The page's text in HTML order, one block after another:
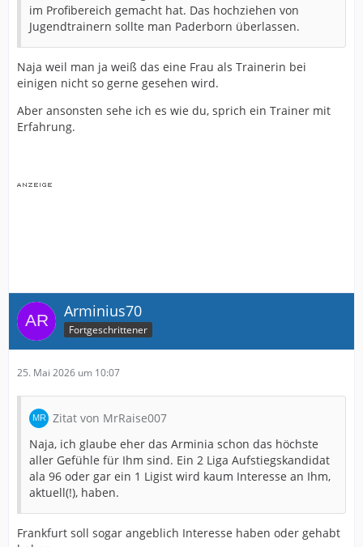
im Profibereich gemacht hat. Das hochziehen von
Jugendtrainern sollte man Paderborn überlassen.
Naja weil man ja weiß das eine Frau als Trainerin bei
einigen nicht so gerne gesehen wird.
Aber ansonsten sehe ich es wie du, sprich ein Trainer mit
Erfahrung.
Arminius70
Fortgeschrittener
25. Mai 2026 um 10:07
Zitat von MrRaise007
Naja, ich glaube eher das Arminia schon das höchste
aller Gefühle für Ihm sind. Ein 2 Liga Aufstiegskandidat
ala 96 oder gar ein 1 Ligist wird kaum Interesse an Ihm,
aktuell(!), haben.
Frankfurt soll sogar angeblich Interesse haben oder gehabt